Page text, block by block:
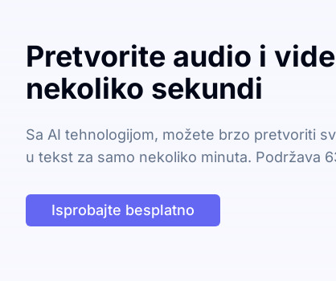
Pretvorite audio i
nekoliko sekundi
Sa AI tehnologijom, možete brzo pretvoriti
u tekst za samo nekoliko minuta. Podržava
Isprobajte besplatno